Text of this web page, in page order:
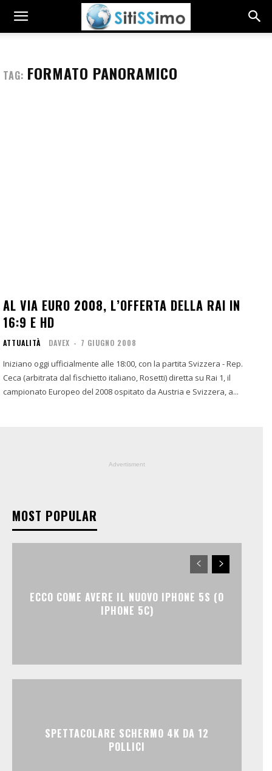
TAG: FORMATO PANORAMICO
AL VIA EURO 2008, L’OFFERTA DELLA RAI IN
16:9 E HD
ATTUALITÀ DAVEX - 7 GIUGNO 2008
Iniziano oggi ufficialmente alle 18:00, con la partita Svizzera - Rep.
Ceca (arbitrata dal fischietto italiano, Rosetti) diretta su Rai 1, il
campionato Europeo del 2008 ospitato da Austria e Svizzera, a...
Advertisment
MOST POPULAR
ECCO COME AVERE IL NUOVO IPHONE 5S (O
IPHONE 5C)
SPETTACOLARE SCHERMO 4K DA 12
POLLICI